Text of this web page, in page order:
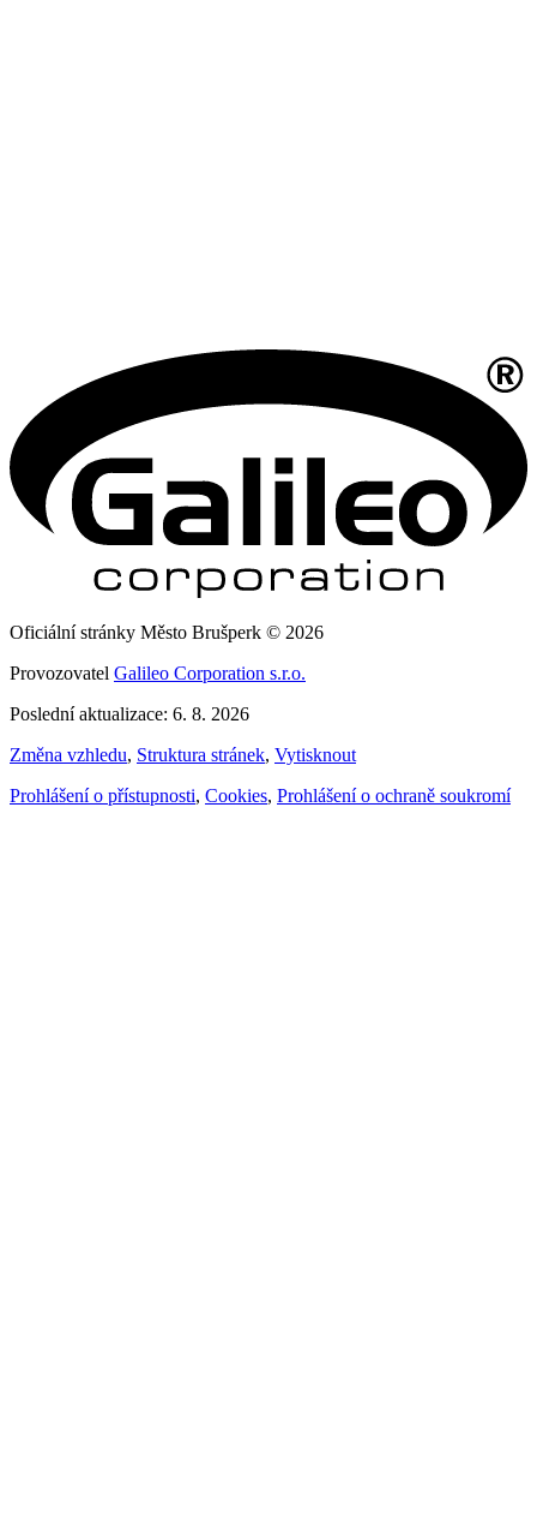
Oficiální stránky Město Brušperk © 2026
Provozovatel Galileo Corporation s.r.o.
Poslední aktualizace: 6. 8. 2026
Změna vzhledu, Struktura stránek, Vytisknout
Prohlášení o přístupnosti, Cookies, Prohlášení o ochraně soukromí